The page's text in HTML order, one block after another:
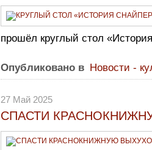
прошёл круглый стол
Опубликовано в Новости -
27 Май 2025
СПАСТИ